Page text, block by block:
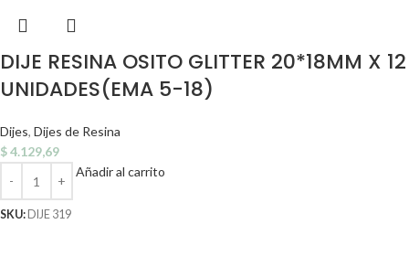
DIJE RESINA OSITO GLITTER 20*18MM X 12
UNIDADES(EMA 5-18)
Dijes, Dijes de Resina
$4.129,69
Añadir al carrito
SKU: DIJE 319